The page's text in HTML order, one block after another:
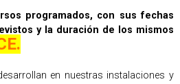
programados, con sus fechas
y la duración de los mismos
en nuestras instalaciones y